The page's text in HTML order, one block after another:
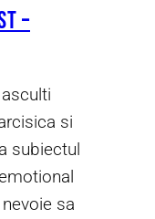
–
si
subiectul
sa